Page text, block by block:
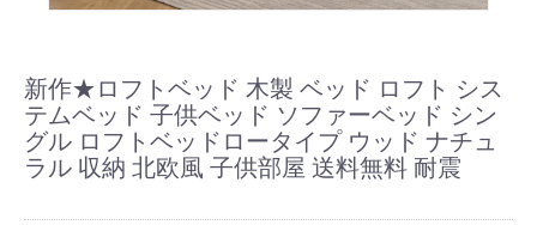
新作★ロフトベッド 木製 ベッド ロフト シス
テムベッド 子供ベッド ソファーベッド シン
グル ロフトベッドロータイプ ウッド ナチュ
ラル 収納 北欧風 子供部屋 送料無料 耐震